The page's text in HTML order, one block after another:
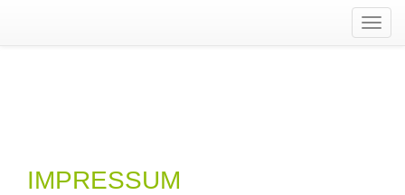
ein-/
IMPRESSUM